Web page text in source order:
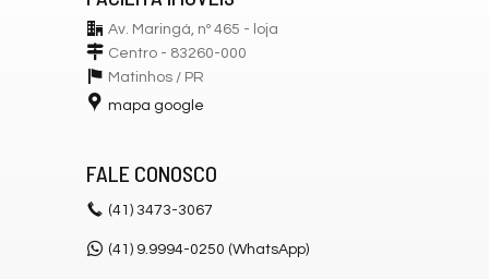
Av. Maringá, nº 465 - loja
Centro - 83260-000
Matinhos / PR
mapa google
FALE CONOSCO
(41) 3473-3067
(41) 9.9994-0250 (WhatsApp)